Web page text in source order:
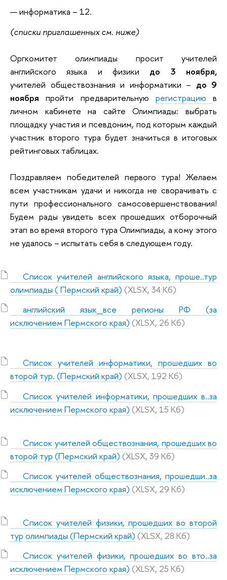
информатика – 12.
(списки приглашенных см. ниже)
Оргкомитет олимпиады просит учителей
английского языка и физики до 3 ноября,
учителей обществознания и информатики – до 9
ноября пройти предварительную регистрацию в
личном кабинете на сайте Олимпиады: выбрать
площадку участия и псевдоним, под которым каждый
участник второго тура будет значиться в итоговых
рейтинговых таблицах.
Поздравляем победителей первого тура! Желаем
всем участникам удачи и никогда не сворачивать с
пути профессионального самосовершенствования!
Будем рады увидеть всех прошедших отборочный
этап во время второго тура Олимпиады, а кому этого
не удалось – испытать себя в следующем году.
Список учителей английского языка, проше..тур
олимпиады ( Пермский край) (XLSX, 34 Кб)
английский язык_все регионы РФ (за
исключением Пермского края) (XLSX, 26 Кб)
Список учителей информатики, прошедших во
второй тур. (Пермский край) (XLSX, 192 Кб)
Список учителей информатики, прошедших в..за
исключением Пермского края) (XLSX, 15 Кб)
Список учителей обществознания, прошедших во
второй тур (Пермский край) (XLSX, 39 Кб)
Список учителей обществознания, прошедши..за
исключением Пермского края) (XLSX, 29 Кб)
Список учителей физики, прошедших во второй
тур олимпиады (Пермский край) (XLSX, 28 Кб)
Список учителей физики, прошедших во вто..за
исключением Пермского края) (XLSX, 25 Кб)